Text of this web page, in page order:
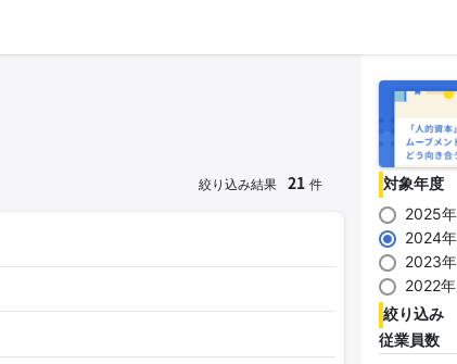
絞り込み結果 21 件
対象年度
2025
2024
2023
2022
絞り込み
従業員数